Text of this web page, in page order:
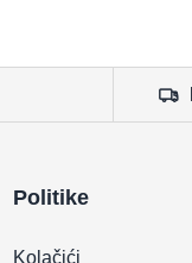
Politike
Kolačići